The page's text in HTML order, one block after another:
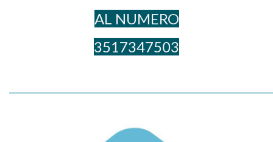
AL NUME​RO
3517347503